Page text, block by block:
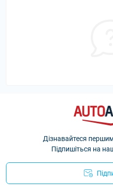
Дізнавайтеся
Підпишіться на